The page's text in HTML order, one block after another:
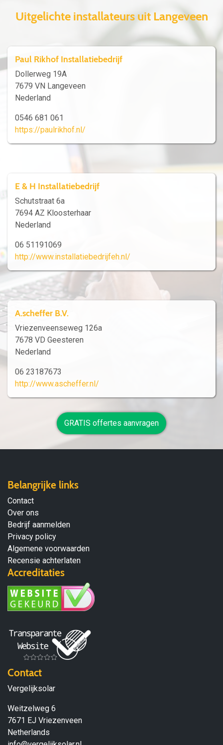
Uitgelichte installateurs uit Langeveen
Paul Rikhof Installatiebedrijf
Dollerweg 19A
7679 VN Langeveen
Nederland
0546 681 061
https://paulrikhof.nl/
E & H Installatiebedrijf
Schutstraat 6a
7694 AZ Kloosterhaar
Nederland
06 51191069
http://www.installatiebedrijfeh.nl/
A.scheffer B.V.
Vriezenveenseweg 126a
7678 VD Geesteren
Nederland
06 23187673
http://www.ascheffer.nl/
GRATIS offertes aanvragen
Belangrijke links
Contact
Over ons
Bedrijf aanmelden
Privacy policy
Algemene voorwaarden
Recensie achterlaten
Accreditaties
Contact
Vergelijksolar
Weitzelweg 6
7671 EJ Vriezenveen
Netherlands